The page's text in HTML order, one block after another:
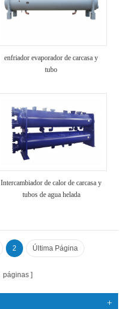
enfriador evaporador de carcasa y
tubo
Intercambiador de calor de carcasa y
tubos de agua helada
2 Última Página
páginas